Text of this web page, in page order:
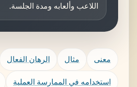
اللاعب وألعابه ومدة الجلسة.
معنى مثال الرهان الفعال
استخدامه في الممارسة العملية